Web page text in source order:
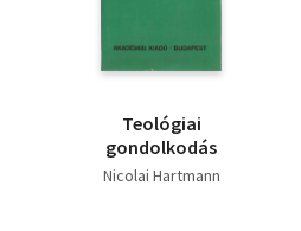
Teológiai
gondolkodás
Nicolai Hartmann